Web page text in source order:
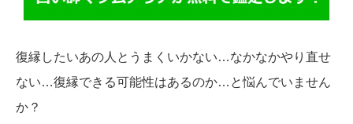
復縁したいあの人とうまくいかない…なかなかやり直せ
ない…復縁できる可能性はあるのか…と悩んでいません
か？